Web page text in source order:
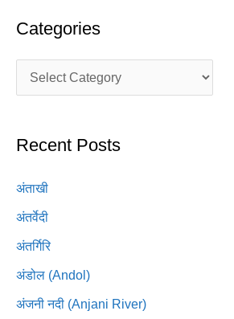
Categories
Recent Posts
अंताखी
अंतर्वेदी
अंतर्गिरि
अंडोल (Andol)
अंजनी नदी (Anjani River)